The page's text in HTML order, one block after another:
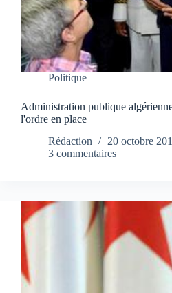
Politique
Administration publique
l'ordre en place
Rédaction
20 octobre
3 commentaires